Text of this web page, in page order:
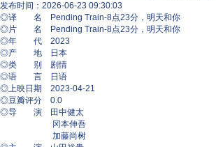
发布时间：2026-06-23 09:30:03
◎译 名 Pending Train-8点23分，明天和你
◎片 名 Pending Train-8点23分，明天和你
◎年 代 2023
◎产 地 日本
◎类 别 剧情
◎语 言 日语
◎上映日期 2023-04-21
◎豆瓣评分 0.0
◎导 演 田中健太
冈本伸吾
加藤尚树